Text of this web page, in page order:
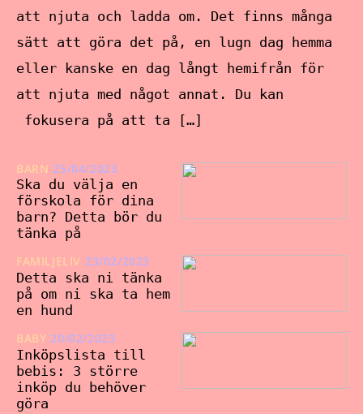
att njuta och ladda om. Det finns många
sätt att göra det på, en lugn dag hemma
eller kanske en dag långt hemifrån för
att njuta med något annat. Du kan
fokusera på att ta […]
BARN 25/04/2023
Ska du välja en
förskola för dina
barn? Detta bör du
tänka på
FAMILJELIV 23/02/2023
Detta ska ni tänka
på om ni ska ta hem
en hund
BABY 20/02/2023
Inköpslista till
bebis: 3 större
inköp du behöver
göra